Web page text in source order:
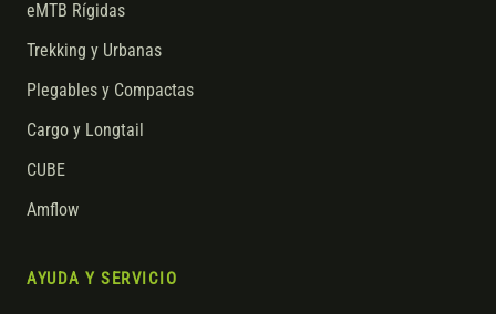
eMTB Rígidas
Trekking y Urbanas
Plegables y Compactas
Cargo y Longtail
CUBE
Amflow
AYUDA Y SERVICIO